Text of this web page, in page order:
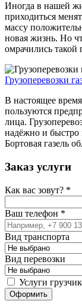
Иногда в нашей
приходиться
массу
новая жизнь. Но
омрачились такой
Грузоперевозки
В настоящее
пользуются
лица.
надёжно и быстро
Бортовая газель
Заказ услуги
Как вас зовут? *
Ваш телефон *
Вид транспорта
Вид перевозки
Услуги